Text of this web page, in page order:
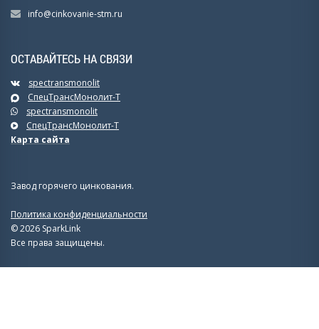
info@cinkovanie-stm.ru
ОСТАВАЙТЕСЬ НА СВЯЗИ
spectransmonolit
СпецТрансМонолит-Т
spectransmonolit
СпецТрансМонолит-Т
Карта сайта
Завод горячего цинкования.
Политика конфиденциальности
© 2026 SparkLink
Все права защищены.